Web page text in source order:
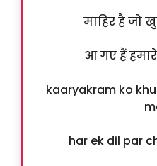
माहिर है जो
आ गए हैं
kaaryakram ko
har ek dil par